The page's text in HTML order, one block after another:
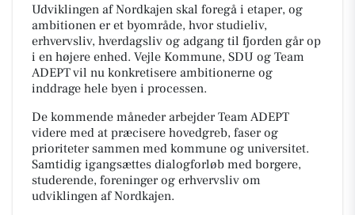
Udviklingen af Nordkajen skal foregå i etaper, og
ambitionen er et byområde, hvor studieliv,
erhvervsliv, hverdagsliv og adgang til fjorden går op
i en højere enhed. Vejle Kommune, SDU og Team
ADEPT vil nu konkretisere ambitionerne og
inddrage hele byen i processen.
De kommende måneder arbejder Team ADEPT
videre med at præcisere hovedgreb, faser og
prioriteter sammen med kommune og universitet.
Samtidig igangsættes dialogforløb med borgere,
studerende, foreninger og erhvervsliv om
udviklingen af Nordkajen.